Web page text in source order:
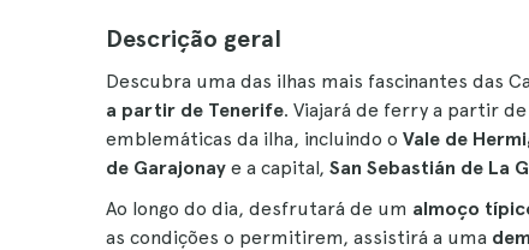
Descrição geral
Descubra uma das ilhas mais fascinantes das
a partir de Tenerife. Viajará de ferry a partir
emblemáticas da ilha, incluindo o Vale de
de Garajonay e a capital, San Sebastián de La
Ao longo do dia, desfrutará de um almoço
as condições o permitirem, assistirá a uma